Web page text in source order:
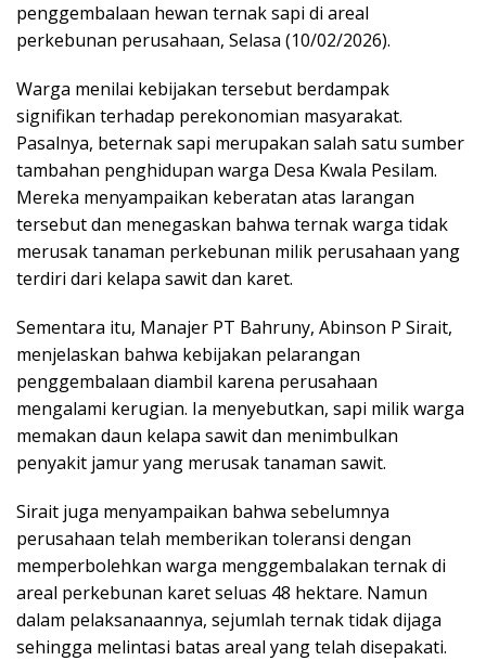
penggembalaan hewan ternak sapi di areal
perkebunan perusahaan, Selasa (10/02/2026).
Warga menilai kebijakan tersebut berdampak
signifikan terhadap perekonomian masyarakat.
Pasalnya, beternak sapi merupakan salah satu sumber
tambahan penghidupan warga Desa Kwala Pesilam.
Mereka menyampaikan keberatan atas larangan
tersebut dan menegaskan bahwa ternak warga tidak
merusak tanaman perkebunan milik perusahaan yang
terdiri dari kelapa sawit dan karet.
Sementara itu, Manajer PT Bahruny, Abinson P Sirait,
menjelaskan bahwa kebijakan pelarangan
penggembalaan diambil karena perusahaan
mengalami kerugian. Ia menyebutkan, sapi milik warga
memakan daun kelapa sawit dan menimbulkan
penyakit jamur yang merusak tanaman sawit.
Sirait juga menyampaikan bahwa sebelumnya
perusahaan telah memberikan toleransi dengan
memperbolehkan warga menggembalakan ternak di
areal perkebunan karet seluas 48 hektare. Namun
dalam pelaksanaannya, sejumlah ternak tidak dijaga
sehingga melintasi batas areal yang telah disepakati.